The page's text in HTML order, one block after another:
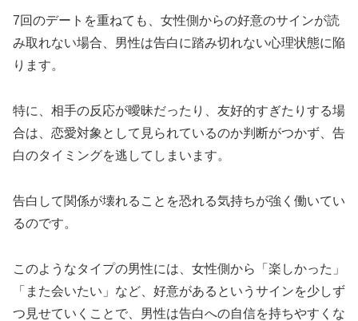
7回のデートを重ねても、女性側からの好意のサインが読
み取れない場合、男性は告白に踏み切れない心理状態に陥
ります。
特に、相手の反応が曖昧だったり、友好的すぎたりする場
合は、恋愛対象として見られているのか判断がつかず、告
白のタイミングを逃してしまいます。
告白して関係が壊れることを恐れる気持ちが強く働いてい
るのです。
このようなタイプの男性には、女性側から「楽しかった」
「また会いたい」など、好意があるというサインを少しず
つ見せていくことで、男性は告白への自信を持ちやすくな